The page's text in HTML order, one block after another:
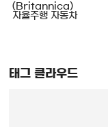
(Britannica)
자율주행 자동차
태그 클라우드